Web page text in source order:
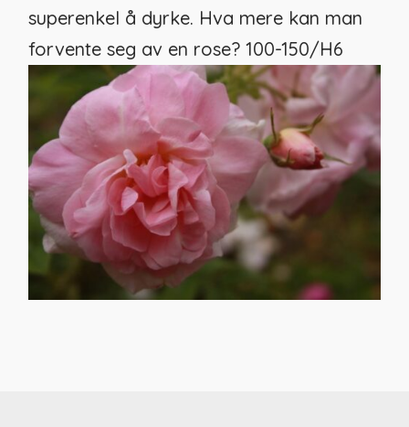
superenkel å dyrke. Hva mere kan man
forvente seg av en rose? 100-150/H6